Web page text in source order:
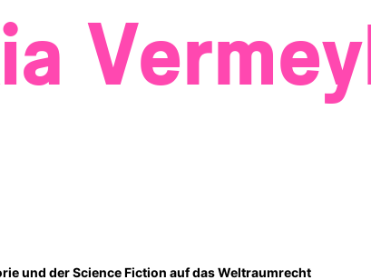
und der Science Fiction auf das Weltraumrecht